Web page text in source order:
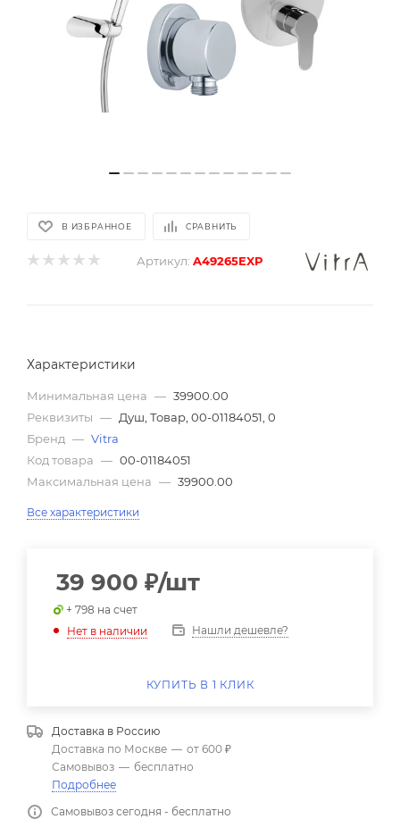
В ИЗБРАННОЕ СРАВНИТЬ
Артикул: A49265EXP
Характеристики
Минимальная цена — 39900.00
Реквизиты — Душ, Товар, 00-01184051, 0
Бренд — Vitra
Код товара — 00-01184051
Максимальная цена — 39900.00
Все характеристики
39 900 ₽/шт
+ 798 на счет
Нет в наличии
Нашли дешевле?
КУПИТЬ В 1 КЛИК
Доставка в Россию
Доставка по Москве — от 600 ₽
Самовывоз — бесплатно
Подробнее
Самовывоз сегодня - бесплатно